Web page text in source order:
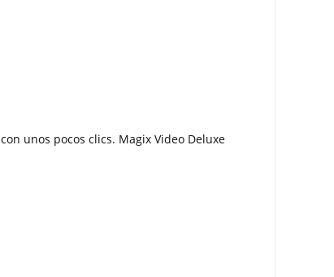
unos pocos clics. Magix Video Deluxe